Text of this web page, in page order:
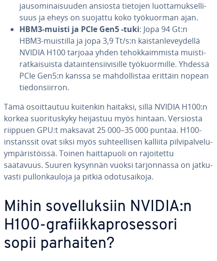
jauso­mi­nai­suu­den ansiosta tietojen luot­ta­muk­sel­li­
suus ja eheys on suojattu koko työ­kuor­man ajan.
HBM3-muisti ja PCIe Gen5 -tuki: Jopa 94 Gt:n
HBM3-muistilla ja jopa 3,9 Tt/s:n kais­tan­le­vey­del­lä
NVIDIA H100 tarjoaa yhden te­hok­kaim­mis­ta muis­ti­
rat­kai­suis­ta da­tain­ten­sii­vi­sil­le työ­kuor­mil­le. Yhdessä
PCIe Gen5:n kanssa se mah­dol­lis­taa erittäin nopean
tie­don­siir­ron.
Tämä osoit­tau­tuu kuitenkin haitaksi, sillä NVIDIA H100:n
korkea suo­ri­tus­ky­ky heijastuu myös hintaan. Versiosta
riippuen GPU:t maksavat 25 000–35 000 puntaa. H100-
ins­tans­sit ovat siksi myös suh­teel­li­sen kalliita pil­vi­pal­ve­lu­
ym­pä­ris­töis­sä. Toinen hait­ta­puo­li on ra­joi­tet­tu
saatavuus. Suuren kysynnän vuoksi tar­jon­nas­sa on jat­ku­
vas­ti pul­lon­kau­lo­ja ja pitkiä odo­tusai­ko­ja.
Mihin so­vel­luk­siin NVIDIA:n
H100-gra­fiik­kapro­ses­so­ri
sopii parhaiten?